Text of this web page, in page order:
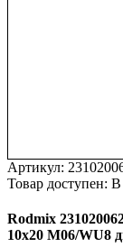
Артикул:
Товар доступен: В
Rodmix
10х20 M06/WU8